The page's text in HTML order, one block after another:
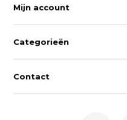
Mijn account
Categorieën
Contact